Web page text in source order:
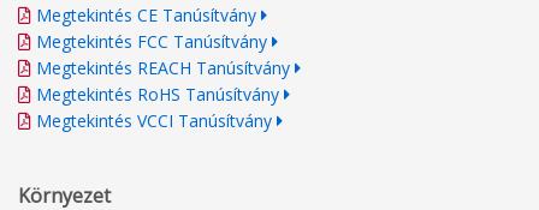
Megtekintés CE Tanúsítvány
Megtekintés FCC Tanúsítvány
Megtekintés REACH Tanúsítvány
Megtekintés RoHS Tanúsítvány
Megtekintés VCCI Tanúsítvány
Környezet